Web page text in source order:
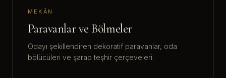
MEKÂN
Paravanlar ve Bölmeler
Odayı şekillendiren dekoratif paravanlar, oda
bölücüleri ve şarap teşhir çerçeveleri.